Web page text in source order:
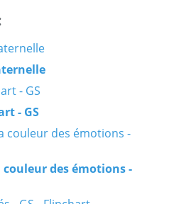
- GS
des émotions -